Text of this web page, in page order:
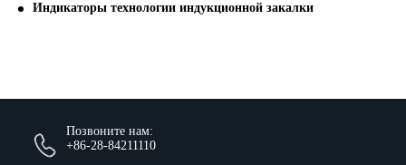
Индикаторы технологии индукционной закалки
Позвоните нам:
+86-28-84211110